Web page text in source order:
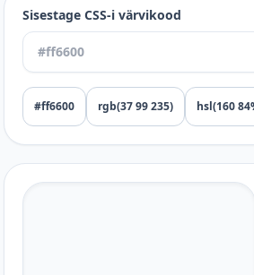
Sisestage CSS-i värvikood
#ff6600 rgb(37 99 235) hsl(160